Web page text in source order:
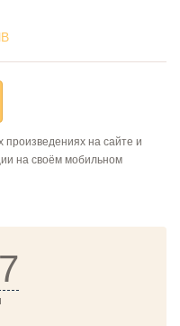
на сайте и
на своём мобильном